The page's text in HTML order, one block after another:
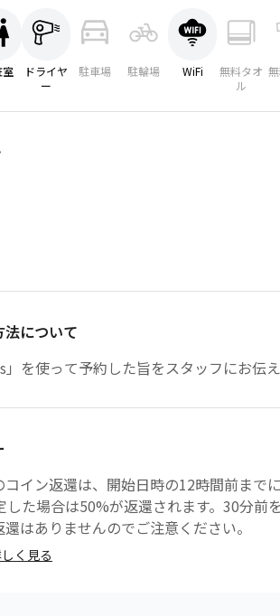
ドライヤ
ー
駐車場 駐輪場 WiFi
無料タオ
ル
について
を使って予約した旨をスタッフにお伝え
イン返還は、開始日時の12時間前まで
した場合は50%が返還されます。30分前
はありませんのでご注意ください。
く見る